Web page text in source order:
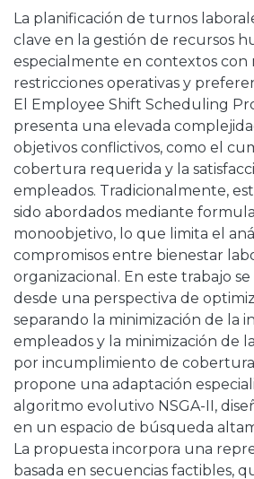
La planificación de turnos
clave en la gestión de recursos
especialmente en contextos con
restricciones operativas y
El Employee Shift Scheduling
presenta una elevada
objetivos conflictivos, como el
cobertura requerida y la
empleados. Tradicionalmente,
sido abordados mediante
monoobjetivo, lo que limita el
compromisos entre bienestar
organizacional. En este trabajo se
desde una perspectiva de
separando la minimización de la
empleados y la minimización de
por incumplimiento de
propone una adaptación
algoritmo evolutivo NSGA-II,
en un espacio de búsqueda
La propuesta incorpora una
basada en secuencias factibles,